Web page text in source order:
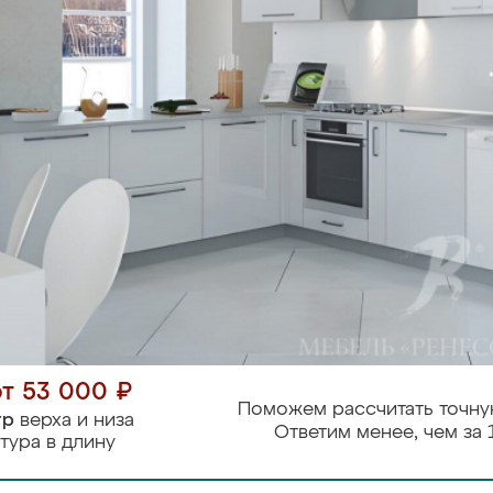
53 000 ₽
верха и низа
в длину
Поможем рассчитать
Ответим менее, чем за